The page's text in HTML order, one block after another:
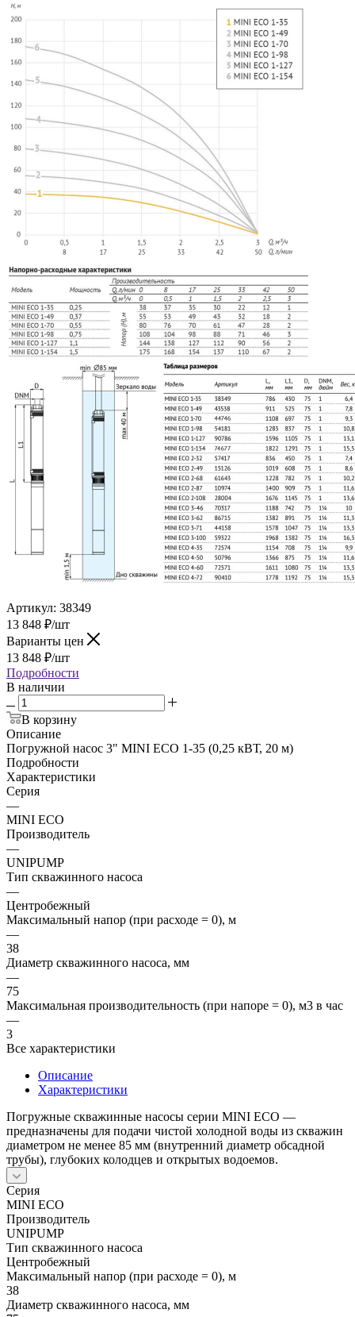
Артикул: 38349
13 848 ₽/шт
Варианты цен
13 848 ₽/шт
Подробности
В наличии
В корзину
Описание
Погружной насос 3" MINI ECO 1-35 (0,25 кВТ, 20 м)
Подробности
Характеристики
Серия
—
MINI ЕСО
Производитель
—
UNIPUMP
Тип скважинного насоса
—
Центробежный
Максимальный напор (при расходе = 0), м
—
38
Диаметр скважинного насоса, мм
—
75
Максимальная производительность (при напоре = 0), м3 в час
—
3
Все характеристики
Описание
Характеристики
Погружные скважинные насосы серии MINI ЕСО —
предназначены для подачи чистой холодной воды из скважин
диаметром не менее 85 мм (внутренний диаметр обсадной
трубы), глубоких колодцев и открытых водоемов.
Серия
MINI ЕСО
Производитель
UNIPUMP
Тип скважинного насоса
Центробежный
Максимальный напор (при расходе = 0), м
38
Диаметр скважинного насоса, мм